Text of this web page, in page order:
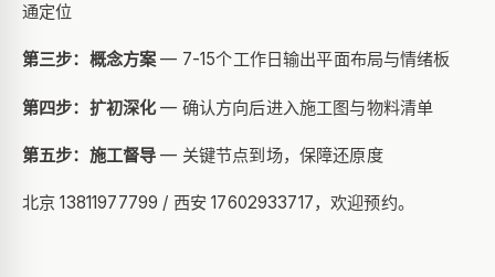
通定位
第三步：概念方案 — 7-15个工作日输出平面布局与情绪板
第四步：扩初深化— 确认方向后进入施工图与物料清单
第五步：施工督导 — 关键节点到场，保障还原度
北京 13811977799 / 西安 17602933717，欢迎预约。